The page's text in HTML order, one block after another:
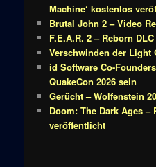
Machine‘ kostenlos
Brutal John 2 – Video
F.E.A.R. 2 – Reborn
Verschwinden der Light
id Software Co-
QuakeCon 2026 sein
Gerücht – Wolfenstein
Doom: The Dark Ages –
veröffentlicht